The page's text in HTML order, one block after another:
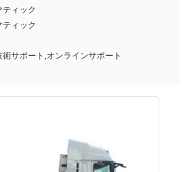
ティック
ティック
術サポート,オンラインサポート